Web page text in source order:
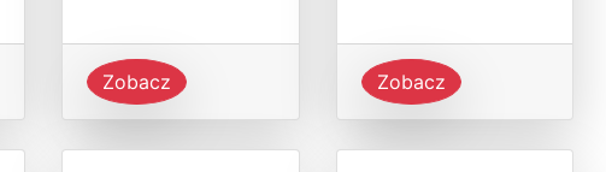
Zobacz Zobacz